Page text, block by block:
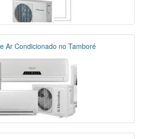
Ar Condicionado no Tamboré